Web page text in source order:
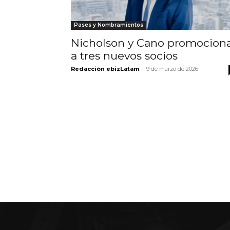
Pases y Nombramientos
Nicholson y Cano
a tres nuevos socios
Redacción ebizLatam - 9 de marzo de 2026